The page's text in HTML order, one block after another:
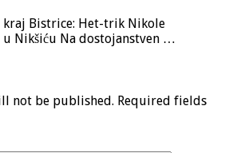
kraj Bistrice: Het-trik Nikole
u Nikšiću Na dostojanstven …
not be published. Required fields